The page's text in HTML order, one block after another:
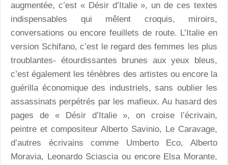
augmentée, c’est « Désir d’Italie », un de ces textes
indispensables qui mêlent croquis, miroirs,
conversations ou encore feuillets de route. L’Italie en
version Schifano, c’est le regard des femmes les plus
troublantes- étourdissantes brunes aux yeux bleus,
c’est également les ténèbres des artistes ou encore la
guérilla économique des industriels, sans oublier les
assassinats perpétrés par les mafieux. Au hasard des
pages de « Désir d’Italie », on croise l’écrivain,
peintre et compositeur Alberto Savinio, Le Caravage,
d’autres écrivains comme Umberto Eco, Alberto
Moravia, Leonardo Sciascia ou encore Elsa Morante,